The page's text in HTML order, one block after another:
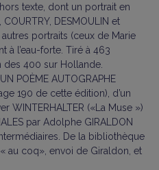
texte, dont un portrait en
DESMOULIN et
autres portraits (ceux de Marie
à l’eau-forte. Tiré à 463
des 400 sur Hollande.
POÈME AUTOGRAPHE
190 de cette édition), d’un
WINTERHALTER («La Muse »)
par Adolphe GIRALDON
De la bibliothèque
au coq», envoi de Giraldon, et